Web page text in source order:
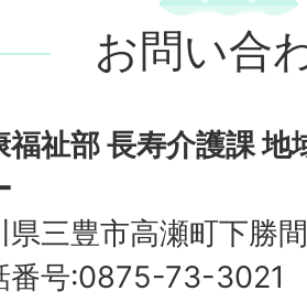
お問い合
福祉部 長寿介護課 地
県三豊市高瀬町下勝
番号:0875-73-3021